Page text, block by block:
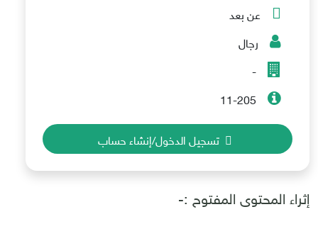
عن بعد
رجال
-
11-205
تسجيل الدخول/إنشاء حساب
إثراء المحتوى المفتوح :-